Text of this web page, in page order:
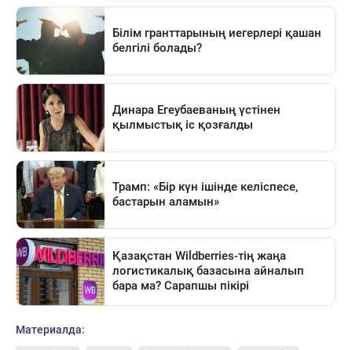
Материалда: